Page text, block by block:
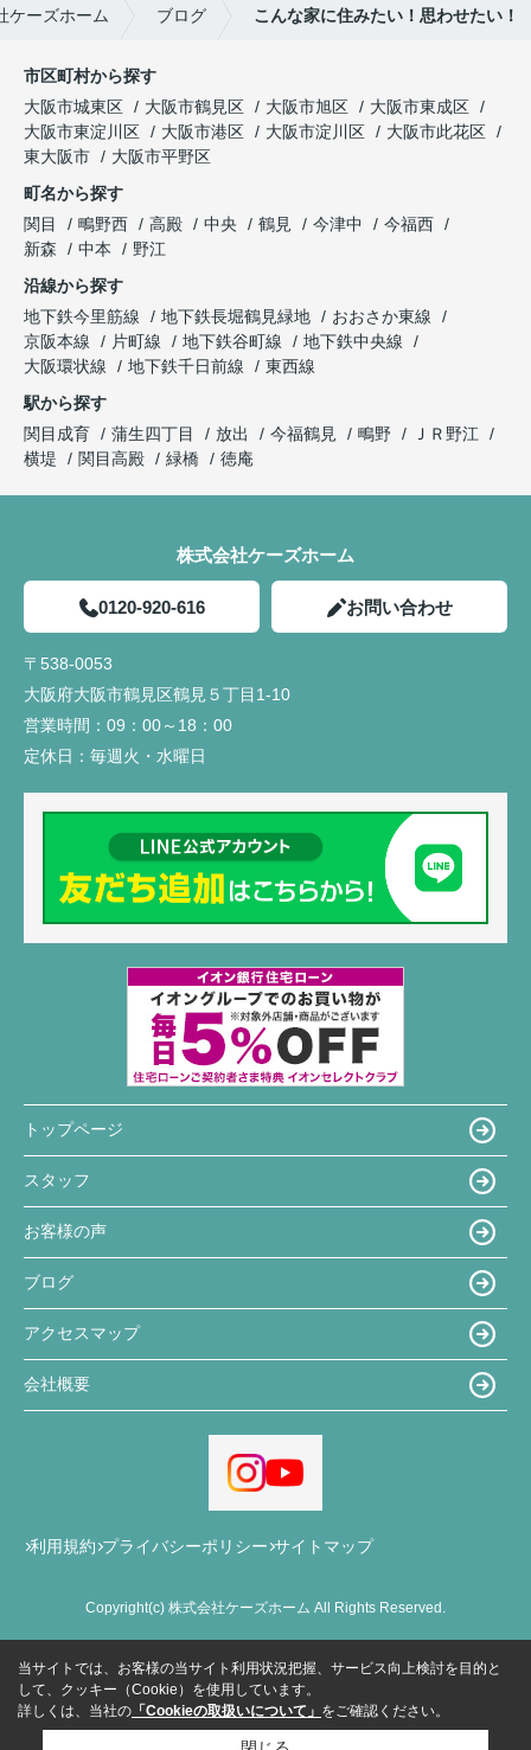
ケーズホーム ブログ こんな家に住みたい！思わせたい！
市区町村から探す
大阪市城東区
大阪市鶴見区 大阪市旭区
大阪市東成区
大阪市東淀川区
大阪市港区 大阪市淀川区
大阪市此花区
東大阪市
大阪市平野区
町名から探す
関目
鴫野西 高殿 中央 鶴見 今津中
今福西
新森
中本
野江
沿線から探す
地下鉄今里筋線
地下鉄長堀鶴見緑地
おおさか東線
京阪本線
片町線 地下鉄谷町線
地下鉄中央線
大阪環状線
地下鉄千日前線
東西線
駅から探す
関目成育
蒲生四丁目 放出 今福鶴見 鴫野
ＪＲ野江
横堤
関目高殿 緑橋 徳庵
株式会社ケーズホーム
0120-920-616 お問い合わせ
〒538-0053
大阪府大阪市鶴見区鶴見５丁目1-10
営業時間： 09：00～18：00
定休日： 毎週火・水曜日
トップページ
スタッフ
お客様の声
ブログ
アクセスマップ
会社概要
利用規約 プライバシーポリシー サイトマップ
Copyright(c) 株式会社ケーズホーム All Rights Reserved.
当サイトでは、お客様の当サイト利用状況把握、サービス向上検討を目的と
して、クッキー（Cookie）を使用しています。
詳しくは、当社の 「Cookieの取扱いについて」 をご確認ください。